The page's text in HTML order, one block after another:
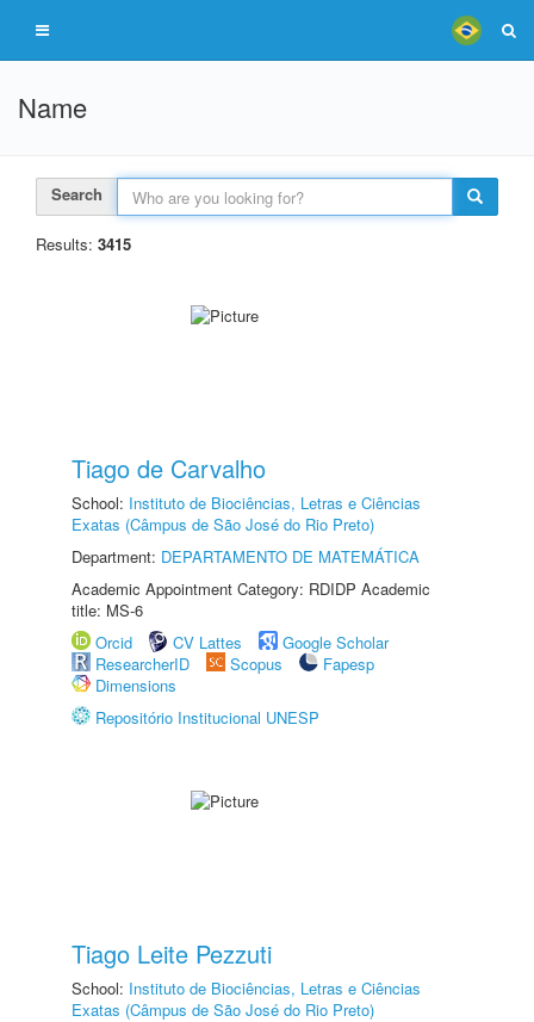
Name
Search
Results: 3415
Tiago de Carvalho
School: Instituto de Biociências, Letras e Ciências
Exatas (Câmpus de São José do Rio Preto)
Department: DEPARTAMENTO DE MATEMÁTICA
Academic Appointment Category: RDIDP Academic
title: MS-6
Orcid
CV Lattes
Google Scholar
ResearcherID
Scopus
Fapesp
Dimensions
Repositório Institucional UNESP
Tiago Leite Pezzuti
School: Instituto de Biociências, Letras e Ciências
Exatas (Câmpus de São José do Rio Preto)